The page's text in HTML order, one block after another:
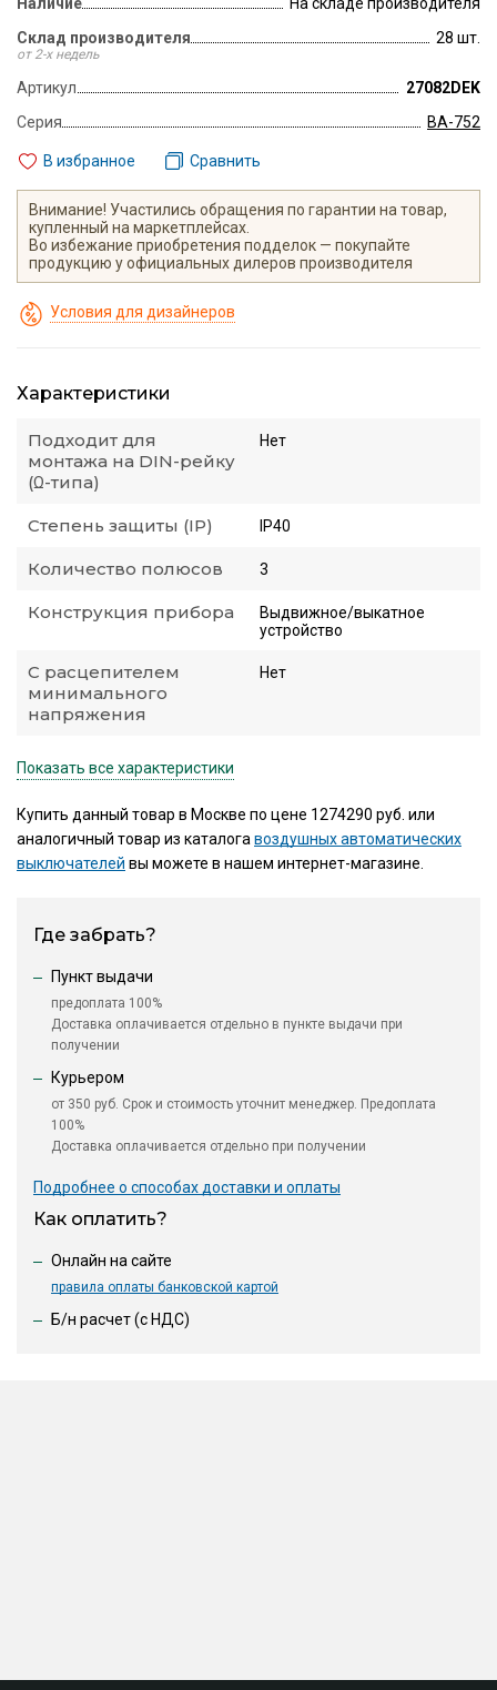
Склад производителя
от 2-х недель
28 шт.
Артикул
27082DEK
Серия
ВА-752
В избранное Сравнить
Внимание! Участились обращения по гарантии на товар,
купленный на маркетплейсах.
Во избежание приобретения подделок — покупайте
продукцию у официальных дилеров производителя
Условия для дизайнеров
Характеристики
Подходит для
монтажа на DIN-рейку
(Ω-типа)
Нет
Степень защиты (IP) IP40
Количество полюсов 3
Конструкция прибора
Выдвижное/выкатное
устройство
С расцепителем
минимального
напряжения
Нет
Показать все характеристики
Купить данный товар в Москве по цене 1274290 руб. или
аналогичный товар из каталогавоздушных автоматических
выключателей вы можете в нашем интернет-магазине.
Где забрать?
Пункт выдачи
предоплата 100%
Доставка оплачивается отдельно в пункте выдачи при
получении
Курьером
от 350 руб. Срок и стоимость уточнит менеджер. Предоплата
100%
Доставка оплачивается отдельно при получении
Подробнее о способах доставки и оплаты
Как оплатить?
Онлайн на сайте
правила оплаты банковской картой
Б/н расчет (c НДС)